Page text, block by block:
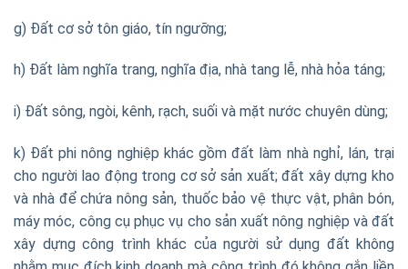
g) Đất cơ sở tôn giáo, tín ngưỡng;
h) Đất làm nghĩa trang, nghĩa địa, nhà tang lễ, nhà hỏa táng;
i) Đất sông, ngòi, kênh, rạch, suối và mặt nước chuyên dùng;
k) Đất phi nông nghiệp khác gồm đất làm nhà nghỉ, lán, trại
cho người lao động trong cơ sở sản xuất; đất xây dựng kho
và nhà để chứa nông sản, thuốc bảo vệ thực vật, phân bón,
máy móc, công cụ phục vụ cho sản xuất nông nghiệp và đất
xây dựng công trình khác của người sử dụng đất không